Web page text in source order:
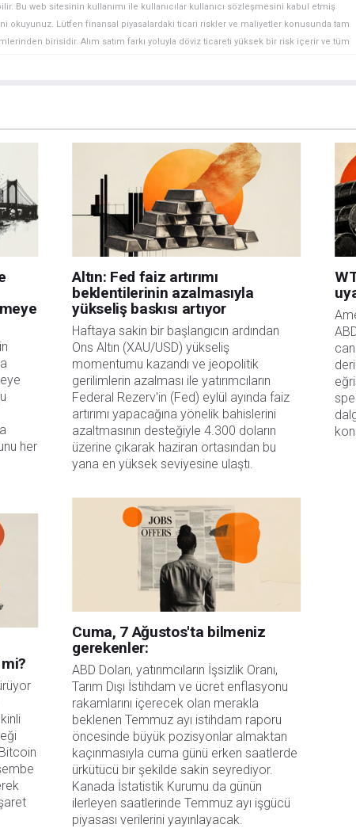
Bu web sitesinin kullanımı ile kullanıcılar kullanıcı sözleşmesini kabul etmiş
okuyunuz. Lütfen finansal piyasalardaki ticari riskler ve maliyetler konusunda tam
birisidir. Alım satım farkı yoluyla döviz ticareti yüksek bir risk içerir ve tüm
herhangi bir görüş, haber, araştırma, analiz, fiyatlar veya fxstreet.comtarafından bu
katkıda bulunanlar tarafından genel piyasa yorumu olarak verilmiştir ve yatırım
bilgilerin kullanımı nedeniyle doğrudan yada dolaylı olarak ortaya çıkabilecek
herhangi bir kayıp ya da hasar için sorumluluk kabul etmemektedir.
her
Altın: Fed faiz artırımı
beklentilerinin azalmasıyla
yükseliş baskısı artıyor
Haftaya sakin bir başlangıcın ardından
Ons Altın (XAU/USD) yükseliş
momentumu kazandı ve jeopolitik
gerilimlerin azalması ile yatırımcıların
Federal Rezerv'in (Fed) eylül ayında faiz
artırımı yapacağına yönelik bahislerini
azaltmasının desteğiyle 4.300 doların
üzerine çıkarak haziran ortasından bu
yana en yüksek seviyesine ulaştı.
Cuma, 7 Ağustos'ta bilmeniz
gerekenler:
ABD Doları, yatırımcıların İşsizlik Oranı,
Tarım Dışı İstihdam ve ücret enflasyonu
rakamlarını içerecek olan merakla
beklenen Temmuz ayı istihdam raporu
öncesinde büyük pozisyonlar almaktan
kaçınmasıyla cuma günü erken saatlerde
ürkütücü bir şekilde sakin seyrediyor.
Kanada İstatistik Kurumu da günün
ilerleyen saatlerinde Temmuz ayı işgücü
piyasası verilerini yayınlayacak.